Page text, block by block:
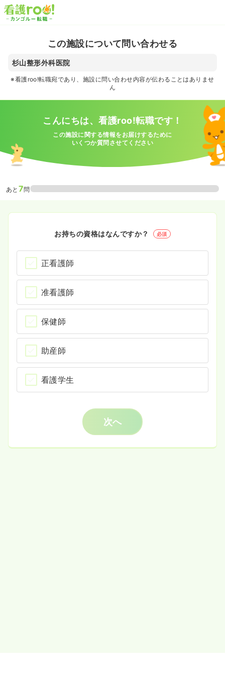
この施設について問い合わせる
杉山整形外科医院
※看護roo!転職宛であり、施設に問い合わせ内容が伝わることはありませ
ん
こんにちは、看護roo!転職です！
この施設に関する情報をお届けするために
いくつか質問させてください
あと 7問
お持ちの資格はなんですか？ 必須
正看護師
准看護師
保健師
助産師
看護学生
次へ